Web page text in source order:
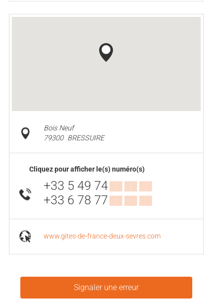
Bois Neuf
79300 BRESSUIRE
Cliquez pour afficher le(s) numéro(s)
+33 5 49 74▒▒ ▒▒ ▒▒
+33 6 78 77▒▒ ▒▒ ▒▒
www.gites-de-france-deux-sevres.com
Signaler une erreur